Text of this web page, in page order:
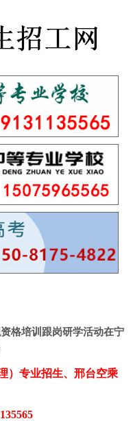
格培训跟岗研学活动在宁
）专业招生、邢台空乘